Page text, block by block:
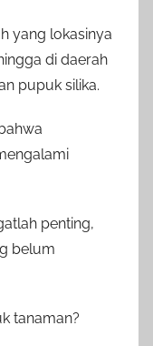
yang lokasinya
di daerah
pupuk silika.
penting,
belum
tanaman?